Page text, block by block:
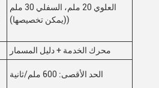
العلوي 20 ملم، السفلي 30 ملم
((يمكن تخصيصها)
محرك الخدمة + دليل المسمار
الحد الأقصى: 600 ملم/ثانية